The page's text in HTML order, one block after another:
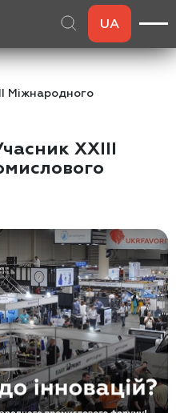
UA
Міжнародного
ХХIII